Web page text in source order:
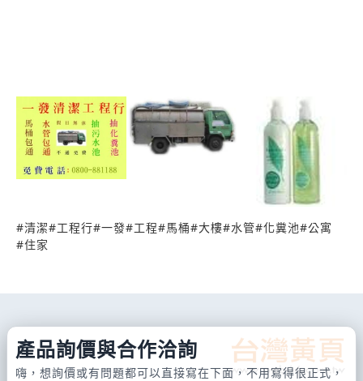
#清潔#工程行#一發#工程#馬桶#大樓#水管#化糞池#公寓
#住家
產品詢價與合作洽詢
嗨，想詢價或有問題都可以直接寫在下面，不用寫得很正式，